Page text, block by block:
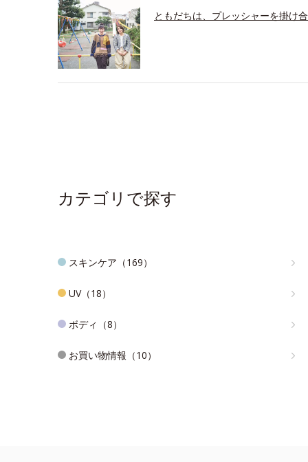
ともだちは、プレッシャーを掛け
カテゴリで探す
スキンケア（169）
UV（18）
ボディ（8）
お買い物情報（10）